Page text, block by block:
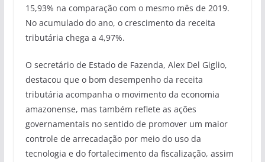
15,93% na comparação com o mesmo mês de 2019.
No acumulado do ano, o crescimento da receita
tributária chega a 4,97%.
O secretário de Estado de Fazenda, Alex Del Giglio,
destacou que o bom desempenho da receita
tributária acompanha o movimento da economia
amazonense, mas também reflete as ações
governamentais no sentido de promover um maior
controle de arrecadação por meio do uso da
tecnologia e do fortalecimento da fiscalização, assim